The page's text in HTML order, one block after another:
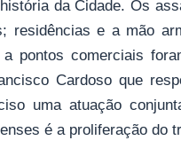
da Cidade. Os
residências e a mão
pontos comerciais
Cardoso que
uma atuação
é a proliferação do